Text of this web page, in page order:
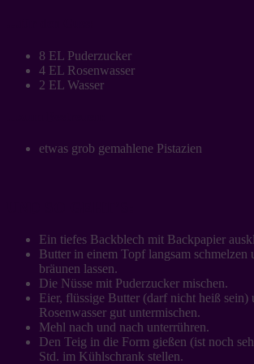
8 EL Puderzucker
4 EL Rosenwasser
2 EL Wasser
etwas grob gemahlene Pistazien
Ein tiefes Backblech mit Backpapier
Butter in einem Topf langsam schmelzen
bräunen lassen.
Die Nüsse mit Puderzucker mischen.
Eier, flüssige Butter (darf nicht heiß sein)
Rosenwasser gut untermischen.
Mehl nach und nach unterrühren.
Den Teig in die Form gießen (ist noch
Std. im Kühlschrank stellen.